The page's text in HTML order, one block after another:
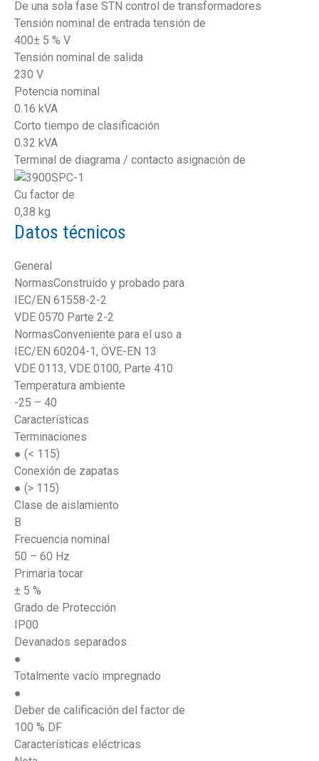
De una sola fase STN control de transformadores
Tensión nominal de entrada tensión de
400± 5 % V
Tensión nominal de salida
230 V
Potencia nominal
0.16 kVA
Corto tiempo de clasificación
0.32 kVA
Terminal de diagrama / contacto asignación de
Cu factor de
0,38 kg
Datos técnicos
General
NormasConstruido y probado para
IEC/EN 61558-2-2
VDE 0570 Parte 2-2
NormasConveniente para el uso a
IEC/EN 60204-1, ÖVE-EN 13
VDE 0113, VDE 0100, Parte 410
Temperatura ambiente
-25 – 40
Características
Terminaciones
● (< 115)
Conexión de zapatas
● (> 115)
Clase de aislamiento
B
Frecuencia nominal
50 – 60 Hz
Primaria tocar
± 5 %
Grado de Protección
IP00
Devanados separados
●
Totalmente vacío impregnado
●
Deber de calificación del factor de
100 % DF
Características eléctricas